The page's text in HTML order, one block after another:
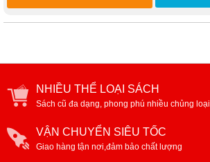
NHIỀU THỂ LOẠI SÁCH
Sách cũ đa dạng, phong phú nhiều chủng loại
VẬN CHUYỂN SIÊU TỐC
Giao hàng tận nơi,đảm bảo chất lượng